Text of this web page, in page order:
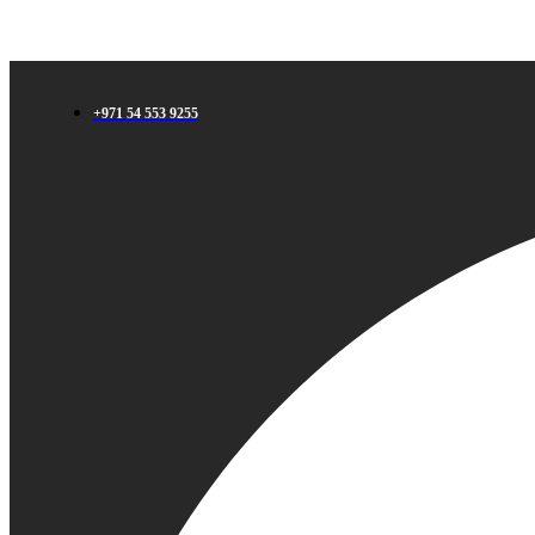
+971 54 553 9255